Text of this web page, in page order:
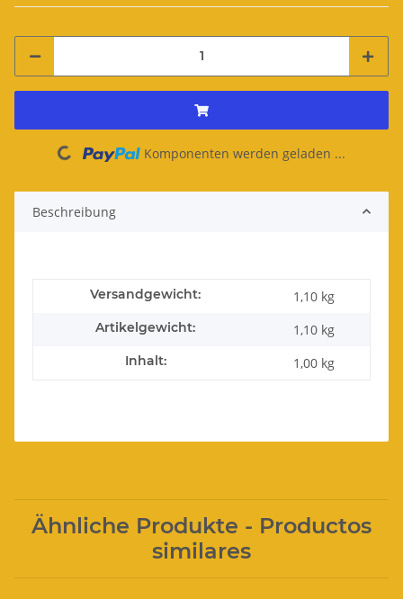
Loading... Komponenten werden geladen ...
Beschreibung
Versandgewicht: 1,10 kg
Artikelgewicht: 1,10 kg
Inhalt: 1,00 kg
Ähnliche Produkte - Productos
similares